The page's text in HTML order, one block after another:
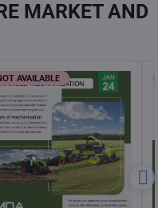
MARKET AND
AVAILABLE